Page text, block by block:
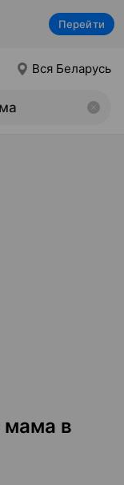
Перейти
Вся Беларусь
мама в